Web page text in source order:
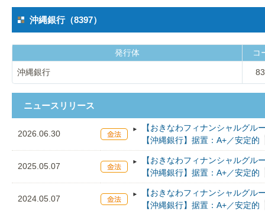
沖縄銀行（8397）
発行体 コ
沖縄銀行
ニュースリリース
2026.06.30
【おきなわフィナンシャルグル
【沖縄銀行】据置：A+／安定的
2025.05.07
【おきなわフィナンシャルグル
【沖縄銀行】据置：A+／安定的
2024.05.07
【おきなわフィナンシャルグル
【沖縄銀行】据置：A+／安定的